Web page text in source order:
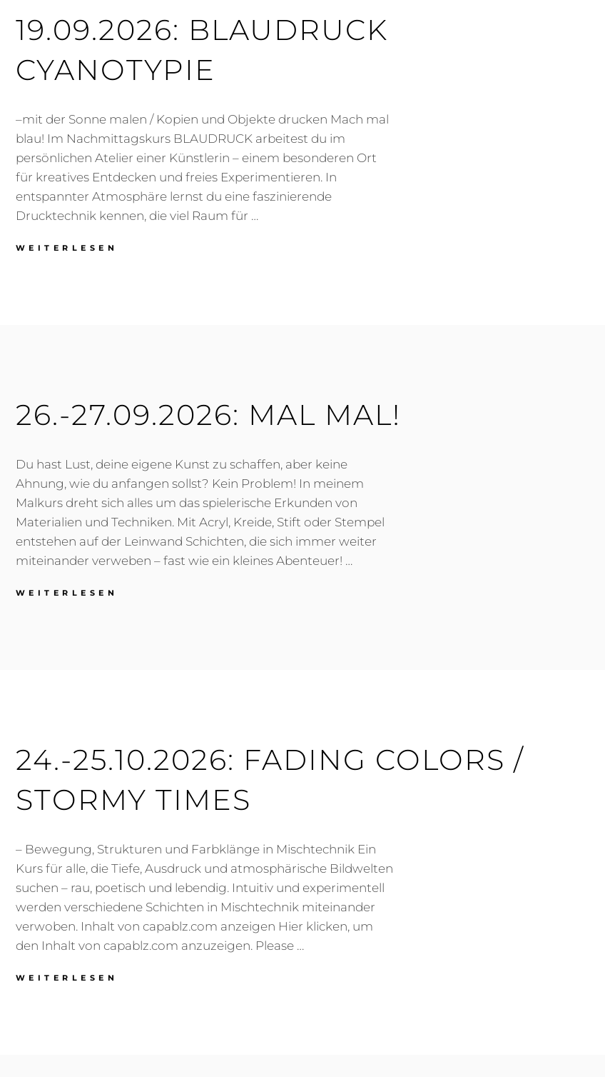
19.09.2026: BLAUDRUCK
CYANOTYPIE
–mit der Sonne malen / Kopien und Objekte drucken Mach mal
blau! Im Nachmittagskurs BLAUDRUCK arbeitest du im
persönlichen Atelier einer Künstlerin – einem besonderen Ort
für kreatives Entdecken und freies Experimentieren. In
entspannter Atmosphäre lernst du eine faszinierende
Drucktechnik kennen, die viel Raum für …
WEITERLESEN
26.-27.09.2026: MAL MAL!
Du hast Lust, deine eigene Kunst zu schaffen, aber keine
Ahnung, wie du anfangen sollst? Kein Problem! In meinem
Malkurs dreht sich alles um das spielerische Erkunden von
Materialien und Techniken. Mit Acryl, Kreide, Stift oder Stempel
entstehen auf der Leinwand Schichten, die sich immer weiter
miteinander verweben – fast wie ein kleines Abenteuer! …
WEITERLESEN
24.-25.10.2026: FADING COLORS /
STORMY TIMES
– Bewegung, Strukturen und Farbklänge in Mischtechnik Ein
Kurs für alle, die Tiefe, Ausdruck und atmosphärische Bildwelten
suchen – rau, poetisch und lebendig. Intuitiv und experimentell
werden verschiedene Schichten in Mischtechnik miteinander
verwoben. Inhalt von capablz.com anzeigen Hier klicken, um
den Inhalt von capablz.com anzuzeigen. Please …
WEITERLESEN